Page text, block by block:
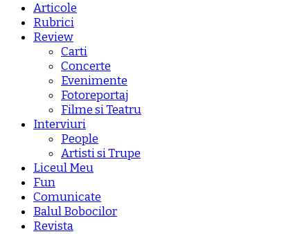
Articole
Rubrici
Review
Carti
Concerte
Evenimente
Fotoreportaj
Filme si Teatru
Interviuri
People
Artisti si Trupe
Liceul Meu
Fun
Comunicate
Balul Bobocilor
Revista